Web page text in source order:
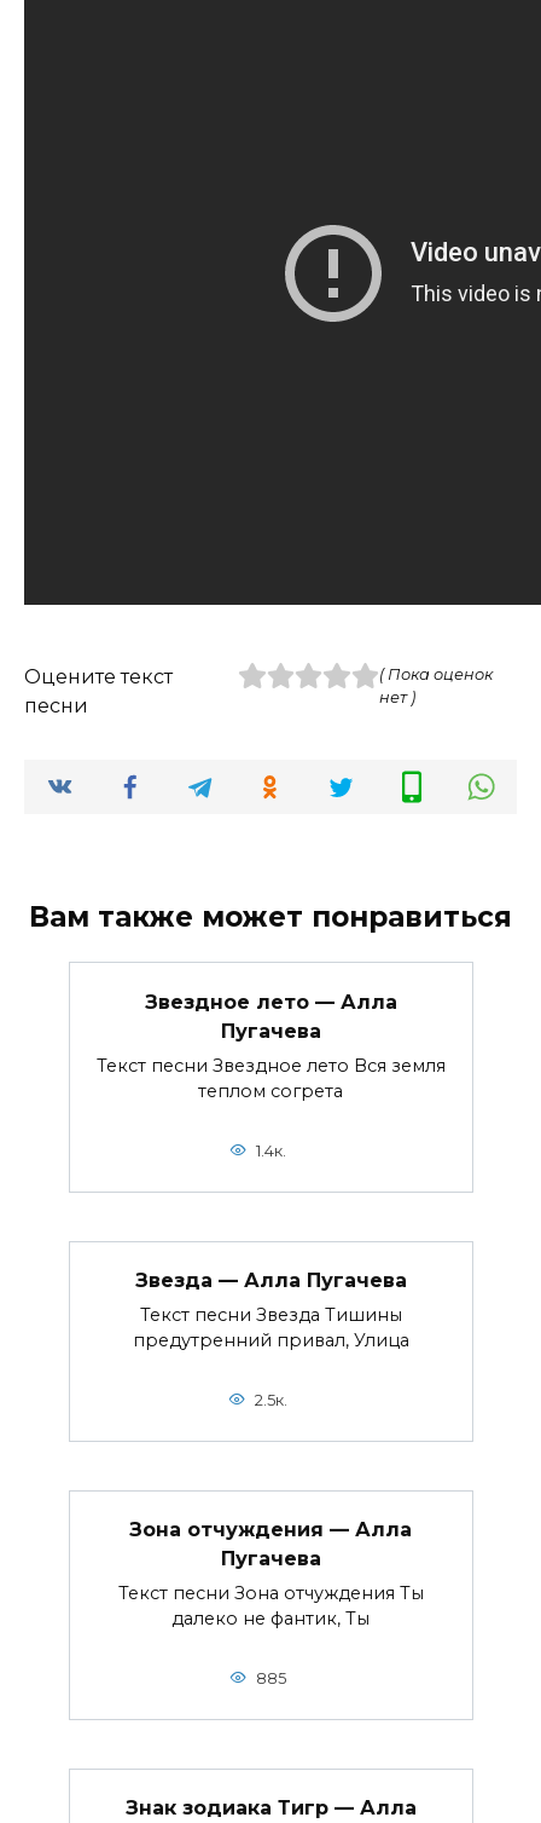
Оцените текст
песни
( Пока оценок
нет )
Вам также может понравиться
Звездное лето — Алла
Пугачева
Текст песни Звездное лето Вся земля
теплом согрета
1.4к.
Звезда — Алла Пугачева
Текст песни Звезда Тишины
предутренний привал, Улица
2.5к.
Зона отчуждения — Алла
Пугачева
Текст песни Зона отчуждения Ты
далеко не фантик, Ты
885
Знак зодиака Тигр — Алла